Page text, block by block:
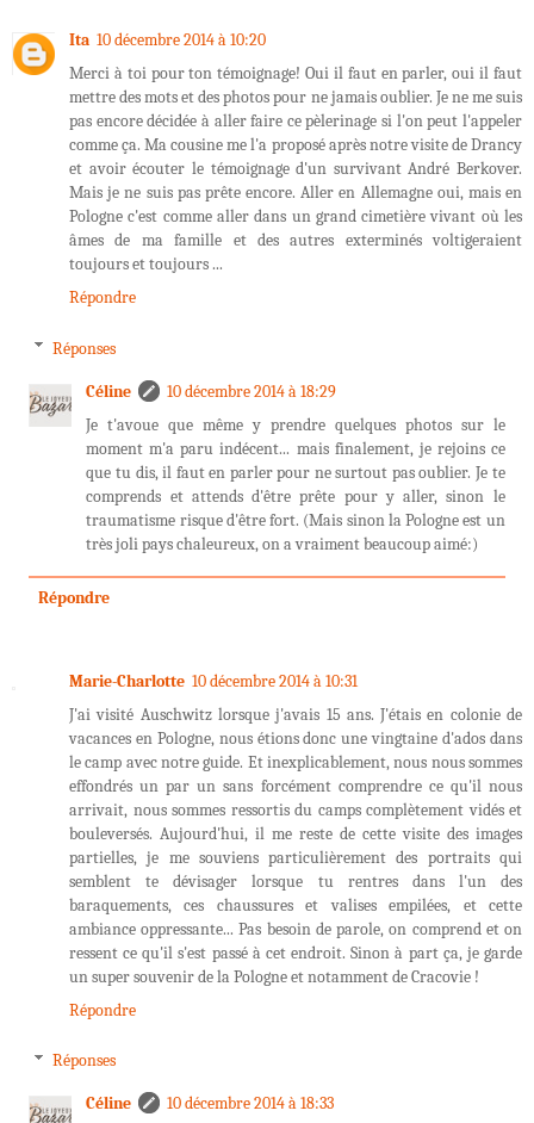
Ita 10 décembre 2014 à 10:20
Merci à toi pour ton témoignage! Oui il faut en parler, oui il faut
mettre des mots et des photos pour ne jamais oublier. Je ne me suis
pas encore décidée à aller faire ce pèlerinage si l'on peut l'appeler
comme ça. Ma cousine me l'a proposé après notre visite de Drancy
et avoir écouter le témoignage d'un survivant André Berkover.
Mais je ne suis pas prête encore. Aller en Allemagne oui, mais en
Pologne c'est comme aller dans un grand cimetière vivant où les
âmes de ma famille et des autres exterminés voltigeraient
toujours et toujours ...
Répondre
Réponses
Céline
10 décembre 2014 à 18:29
Je t'avoue que même y prendre quelques photos sur le
moment m'a paru indécent... mais finalement, je rejoins ce
que tu dis, il faut en parler pour ne surtout pas oublier. Je te
comprends et attends d'être prête pour y aller, sinon le
traumatisme risque d'être fort. (Mais sinon la Pologne est un
très joli pays chaleureux, on a vraiment beaucoup aimé:)
Répondre
Marie-Charlotte 10 décembre 2014 à 10:31
J'ai visité Auschwitz lorsque j'avais 15 ans. J'étais en colonie de
vacances en Pologne, nous étions donc une vingtaine d'ados dans
le camp avec notre guide. Et inexplicablement, nous nous sommes
effondrés un par un sans forcément comprendre ce qu'il nous
arrivait, nous sommes ressortis du camps complètement vidés et
bouleversés. Aujourd'hui, il me reste de cette visite des images
partielles, je me souviens particulièrement des portraits qui
semblent te dévisager lorsque tu rentres dans l'un des
baraquements, ces chaussures et valises empilées, et cette
ambiance oppressante... Pas besoin de parole, on comprend et on
ressent ce qu'il s'est passé à cet endroit. Sinon à part ça, je garde
un super souvenir de la Pologne et notamment de Cracovie !
Répondre
Réponses
Céline
10 décembre 2014 à 18:33